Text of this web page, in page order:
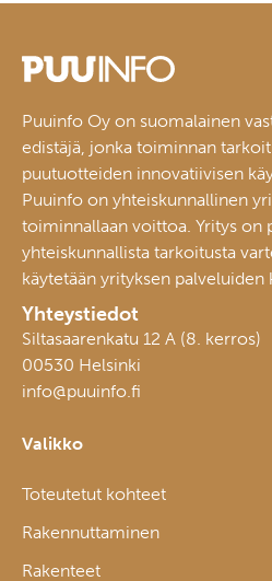
Puuinfo Oy on suomalainen
edistäjä, jonka toiminnan
puutuotteiden innovatiivisen
Puuinfo on yhteiskunnallinen
toiminnallaan voittoa. Yritys on
yhteiskunnallista tarkoitusta
käytetään yrityksen palveluiden
Yhteystiedot
Siltasaarenkatu 12 A (8. kerros)
00530 Helsinki
info@puuinfo.fi
Valikko
Toteutetut kohteet
Rakennuttaminen
Rakenteet